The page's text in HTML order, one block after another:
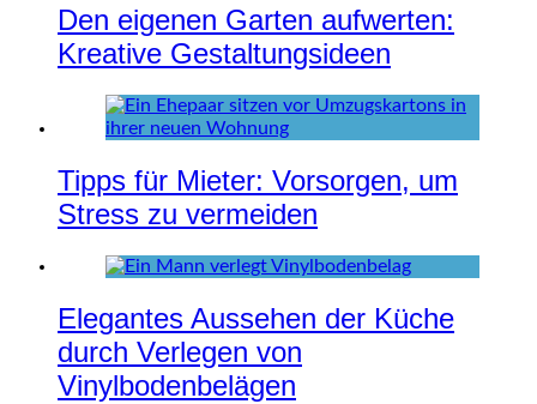
Den eigenen Garten aufwerten:
Kreative Gestaltungsideen
Tipps für Mieter: Vorsorgen, um
Stress zu vermeiden
Elegantes Aussehen der Küche
durch Verlegen von
Vinylbodenbelägen